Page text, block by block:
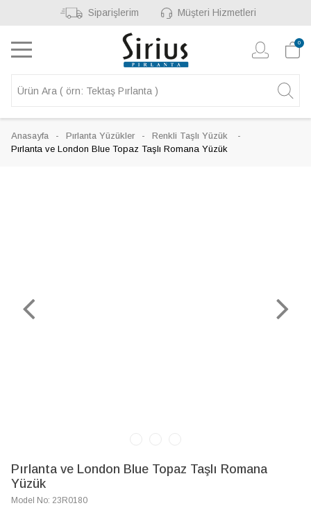
Siparişlerim Müşteri Hizmetleri
0
Anasayfa Pırlanta Yüzükler
Renkli Taşlı Yüzük
Pırlanta ve London Blue Topaz Taşlı Romana Yüzük
Pırlanta ve London Blue Topaz Taşlı Romana
Yüzük
Model No: 23R0180